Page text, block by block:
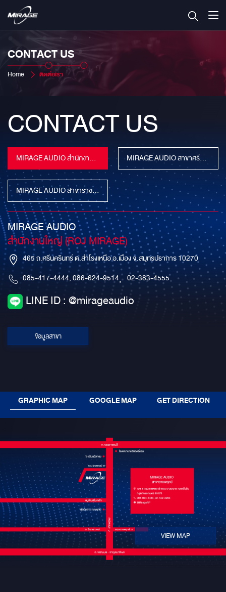
CONTACT US
Home ติดต่อเรา
CONTACT US
MIRAGE AUDIO สำนักงานใหญ่ (Roj Mirage) MIRAGE AUDIO สาขาศรีนครินทร์ (WillyMirage)
MIRAGE AUDIO สาขาราชพฤกษ์ ( Vivi Mirage )
MIRAGE AUDIO
สำนักงานใหญ่ (ROJ MIRAGE)
465 ถ.ศรีนครินทร์ ต.สำโรงเหนือ อ.เมือง จ.สมุทรปราการ 10270
085-417-4444, 086-624-9514, 02-383-4555
LINE ID : @mirageaudio
ข้อมูลสาขา
GRAPHIC MAP GOOGLE MAP GET DIRECTION
VIEW MAP